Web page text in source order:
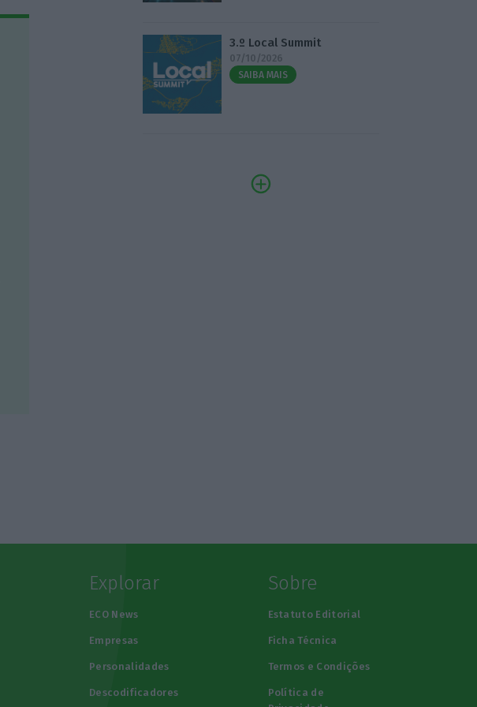
3.º Local Summit
07/10/2026
SAIBA MAIS
Explorar
ECO News
Empresas
Personalidades
Descodificadores
Sobre
Estatuto Editorial
Ficha Técnica
Termos e Condições
Política de